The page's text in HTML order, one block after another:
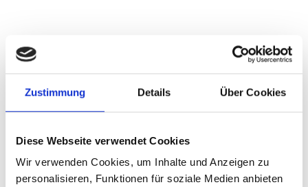
Zustimmung Details Über Cookies
Diese Webseite verwendet Cookies
Wir verwenden Cookies, um Inhalte und Anzeigen zu
personalisieren, Funktionen für soziale Medien anbieten